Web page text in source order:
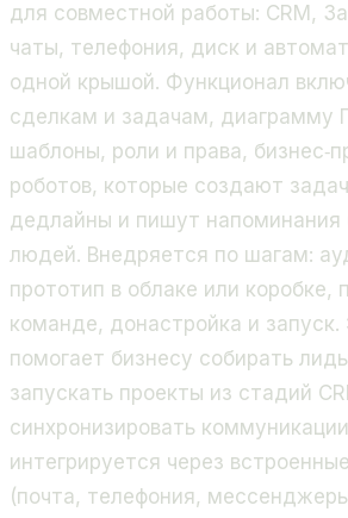
для совместной работы: CRM,
чаты, телефония, диск и
одной крышой. Функционал
сделкам и задачам, диаграмму
шаблоны, роли и права,
роботов, которые создают
дедлайны и пишут напоминания
людей. Внедряется по шагам:
прототип в облаке или коробке,
команде, донастройка и запуск.
помогает бизнесу собирать
запускать проекты из стадий
синхронизировать
интегрируется через
(почта, телефония,